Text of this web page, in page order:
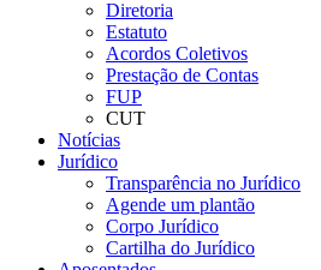
Diretoria
Estatuto
Acordos Coletivos
Prestação de Contas
FUP
CUT
Notícias
Jurídico
Transparência no Jurídico
Agende um plantão
Corpo Jurídico
Cartilha do Jurídico